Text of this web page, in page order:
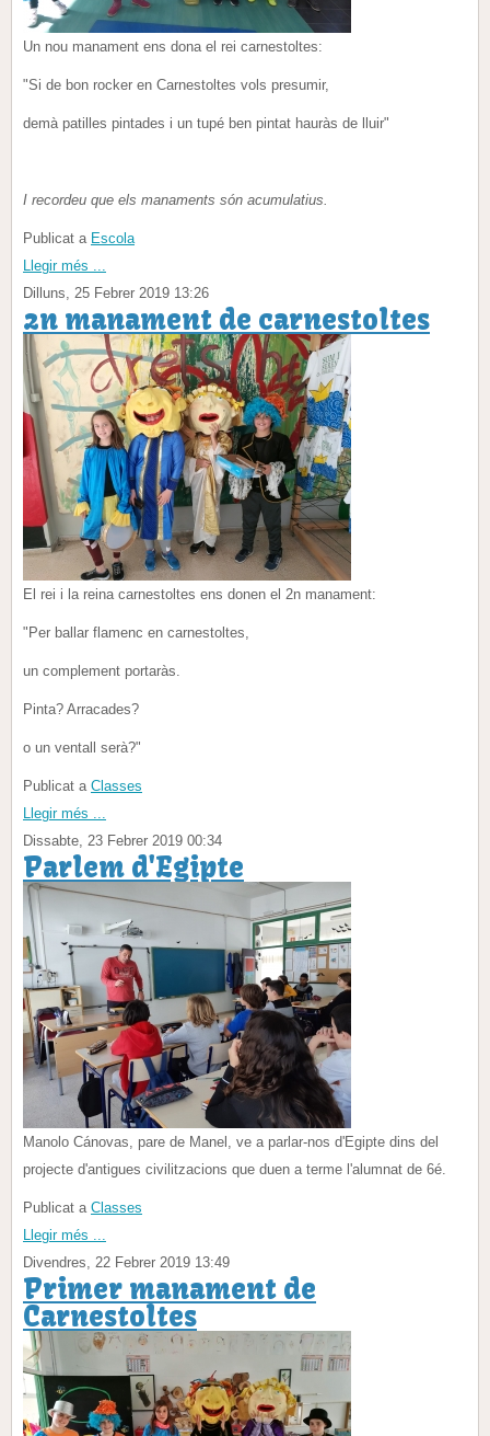
Un nou manament ens dona el rei carnestoltes:
"Si de bon rocker en Carnestoltes vols presumir,
demà patilles pintades i un tupé ben pintat hauràs de lluir"
I recordeu que els manaments són acumulatius.
Publicat a Escola
Llegir més ...
Dilluns, 25 Febrer 2019 13:26
2n manament de carnestoltes
El rei i la reina carnestoltes ens donen el 2n manament:
"Per ballar flamenc en carnestoltes,
un complement portaràs.
Pinta? Arracades?
o un ventall serà?"
Publicat a Classes
Llegir més ...
Dissabte, 23 Febrer 2019 00:34
Parlem d'Egipte
Manolo Cánovas, pare de Manel, ve a parlar-nos d'Egipte dins del
projecte d'antigues civilitzacions que duen a terme l'alumnat de 6é.
Publicat a Classes
Llegir més ...
Divendres, 22 Febrer 2019 13:49
Primer manament de
Carnestoltes